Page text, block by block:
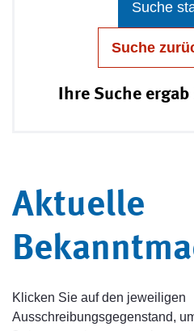
Suche
Suche
Ihre Suche
Aktuelle
Klicken Sie auf den jeweiligen
Ausschreibungsgegenstand,